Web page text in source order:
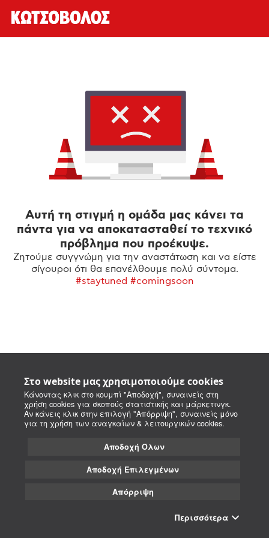
Στο website μας χρησιμοποιούμε cookies
Κάνοντας κλικ στο κουμπί "Αποδοχή", συναινείς στη
χρήση cookies για σκοπούς στατιστικής και μάρκετινγκ.
Αν κάνεις κλικ στην επιλογή "Απόρριψη", συναινείς μόνο
για τη χρήση των αναγκαίων & λειτουργικών cookies.
Αποδοχή Όλων
Αποδοχή Επιλεγμένων
Απόρριψη
Περισσότερα
Αυτή τη στιγμή η ομάδα μας κάνει τα
πάντα για να αποκατασταθεί το τεχνικό
πρόβλημα που προέκυψε.
Ζητούμε συγγνώμη για την αναστάτωση και να είστε
σίγουροι ότι θα επανέλθουμε πολύ σύντομα.
#staytuned #comingsoon